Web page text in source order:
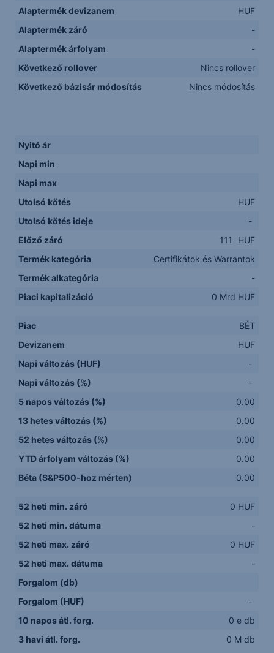
Alaptermék devizanem
HUF
Alaptermék záró
-
Alaptermék árfolyam
-
Következő rollover
Nincs rollover
Következő bázisár módosítás
Nincs módosítás
Nyitó ár
Napi min
Napi max
Utolsó kötés
HUF
Utolsó kötés ideje
-
Előző záró
111
HUF
Termék kategória
Certifikátok és Warrantok
Termék alkategória
-
Piaci kapitalizáció
0 Mrd HUF
Piac
BÉT
Devizanem
HUF
Napi változás (HUF)
-
Napi változás (%)
-
5 napos változás (%)
0.00
13 hetes változás (%)
0.00
52 hetes változás (%)
0.00
YTD árfolyam változás (%)
0.00
Béta (S&P500-hoz mérten)
0.00
52 heti min. záró
0 HUF
52 heti min. dátuma
-
52 heti max. záró
0 HUF
52 heti max. dátuma
-
Forgalom (db)
Forgalom (HUF)
-
10 napos átl. forg.
0 e db
3 havi átl. forg.
0 M db